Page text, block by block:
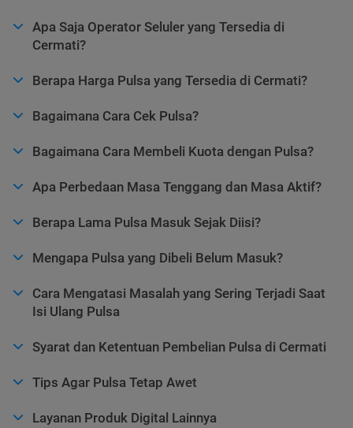
Apa Saja Operator Seluler yang Tersedia di
Cermati?
Berapa Harga Pulsa yang Tersedia di Cermati?
Bagaimana Cara Cek Pulsa?
Bagaimana Cara Membeli Kuota dengan Pulsa?
Apa Perbedaan Masa Tenggang dan Masa Aktif?
Berapa Lama Pulsa Masuk Sejak Diisi?
Mengapa Pulsa yang Dibeli Belum Masuk?
Cara Mengatasi Masalah yang Sering Terjadi Saat
Isi Ulang Pulsa
Syarat dan Ketentuan Pembelian Pulsa di Cermati
Tips Agar Pulsa Tetap Awet
Layanan Produk Digital Lainnya